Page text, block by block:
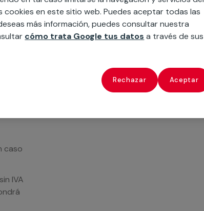
caso
IVA
en este sitio web. Puedes aceptar todas las
más información, puedes consultar nuestra
cómo trata Google tus datos a través de sus
Rechazar Aceptar